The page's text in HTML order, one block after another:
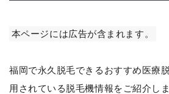
本ページには広告が含まれます。
福岡で永久脱毛できるおすすめ医療
用されている脱毛機情報をご紹介し